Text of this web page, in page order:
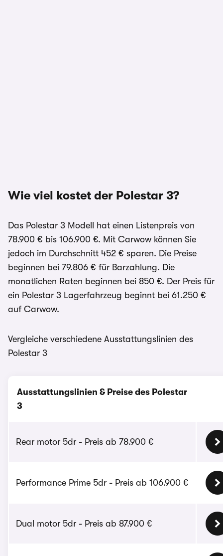
Wie viel kostet der Polestar 3?
Das Polestar 3 Modell hat einen Listenpreis von
78.900 € bis 106.900 €. Mit Carwow können Sie
jedoch im Durchschnitt 452 € sparen. Die Preise
beginnen bei 79.806 € für Barzahlung. Die
monatlichen Raten beginnen bei 850 €. Der Preis für
ein Polestar 3 Lagerfahrzeug beginnt bei 61.250 €
auf Carwow.
Vergleiche verschiedene Ausstattungslinien des
Polestar 3
Ausstattungslinien & Preise des Polestar
3
Rear motor 5dr - Preis ab 78.900 €
Performance Prime 5dr - Preis ab 106.900 €
Dual motor 5dr - Preis ab 87.900 €